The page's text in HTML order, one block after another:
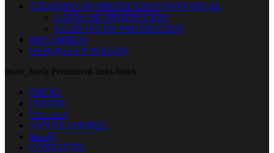
 EQUIPO DE PROTECCION INDIVIDUAL
GAFAS DE PROTECCION
GUANTES DE PROTECCION
RECAMBIOS
DEPORTES Y JUEGOS
more_horiz Permanent links block
INICIO
JARDIN
PISCINA
VENTILADORES
BLOG
CONTACTO